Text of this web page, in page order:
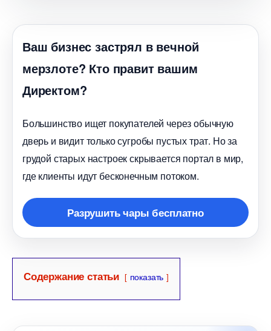
аш бизнес застрял в вечной
мерзлоте? Кто правит вашим
Директом?
Большинство ищет покупателей через обычную
дверь и видит только сугробы пустых трат. Но за
рудой старых настроек скрывается портал в мир,
де клиенты идут бесконечным потоком.
Разрушить чары бесплатно
Содержание статьи показать